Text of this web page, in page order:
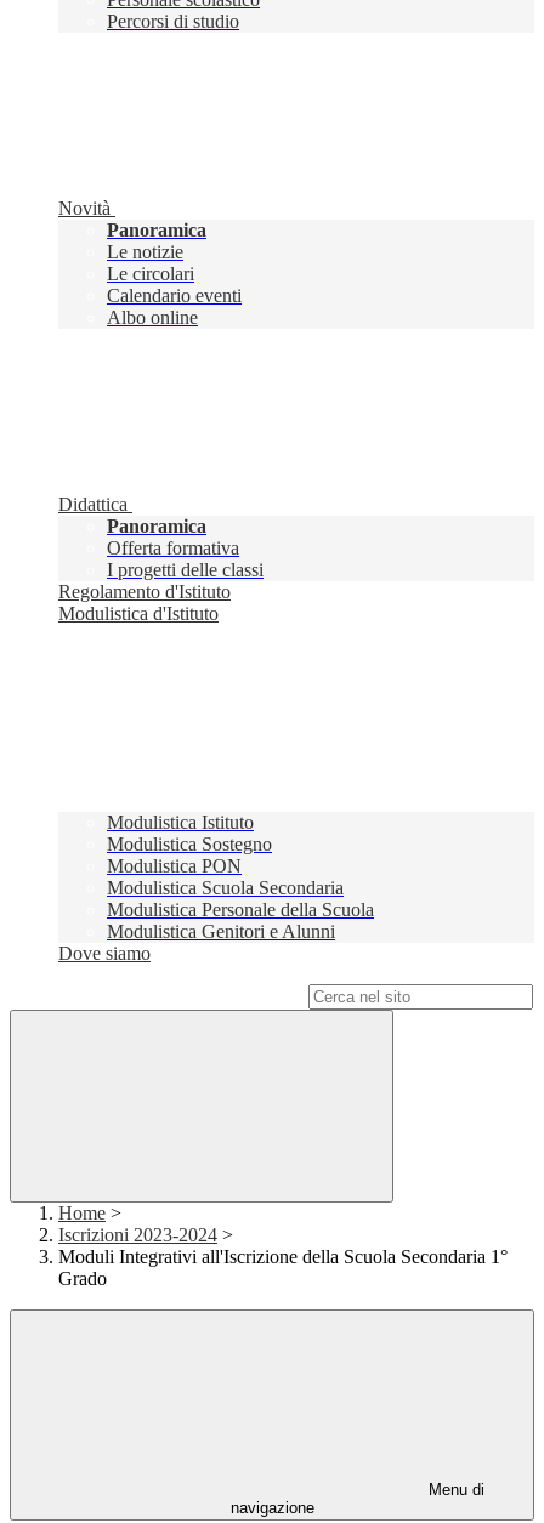
Percorsi di studio
Novità
Panoramica
Le notizie
Le circolari
Calendario eventi
Albo online
Didattica
Panoramica
Offerta formativa
I progetti delle classi
Regolamento d'Istituto
Modulistica d'Istituto
Modulistica Istituto
Modulistica Sostegno
Modulistica PON
Modulistica Scuola Secondaria
Modulistica Personale della Scuola
Modulistica Genitori e Alunni
Dove siamo
Home >
Iscrizioni 2023-2024 >
Moduli Integrativi all'Iscrizione della Scuola Secondaria 1°
Grado
Menu di
navigazione